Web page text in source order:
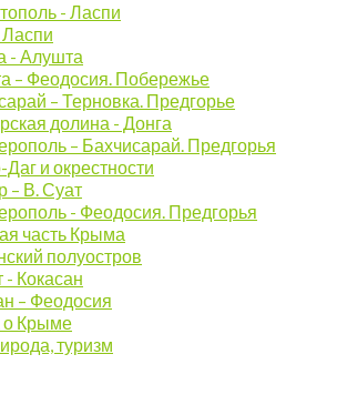
- Ласпи
- Алушта
– Феодосия. Побережье
– Терновка. Предгорье
долина - Донга
– Бахчисарай. Предгорья
и окрестности
– В. Суат
- Феодосия. Предгорья
часть Крыма
полуостров
- Кокасан
– Феодосия
о Крыме
туризм